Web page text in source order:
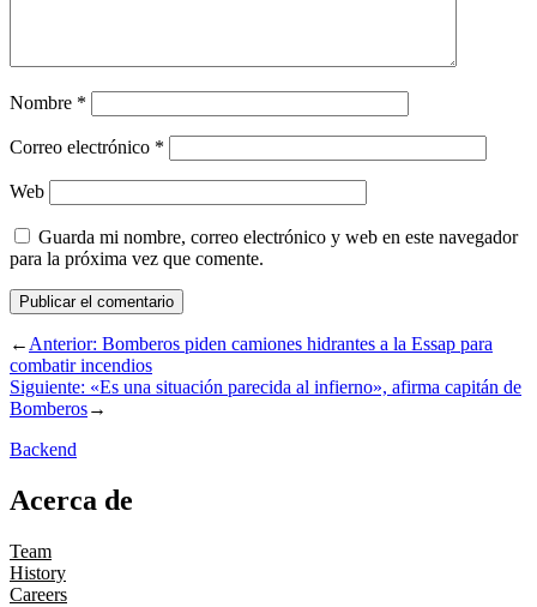
Nombre *
Correo electrónico *
Web
Guarda mi nombre, correo electrónico y web en este navegador
para la próxima vez que comente.
←Anterior: Bomberos piden camiones hidrantes a la Essap para
combatir incendios
Siguiente: «Es una situación parecida al infierno», afirma capitán de
Bomberos→
Backend
Acerca de
Team
History
Careers